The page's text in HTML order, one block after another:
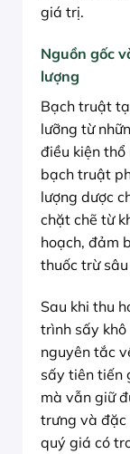
giá trị.
Nguồn gốc
lượng
Bạch truật
lưỡng từ
điều kiện
bạch truật
lượng dược
chặt chẽ từ
hoạch, đảm
thuốc trừ
Sau khi thu
trình sấy khô
nguyên tắc
sấy tiên tiến
mà vẫn giữ
trưng và
quý giá có